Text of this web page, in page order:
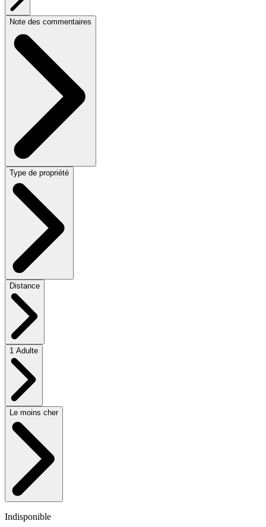
Note des commentaires
Type de propriété
Distance
1 Adulte
Le moins cher
Indisponible